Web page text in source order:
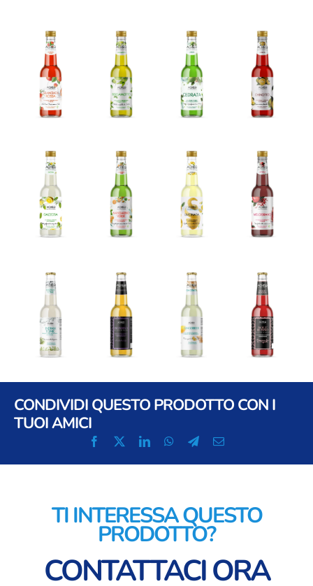
CONDIVIDI QUESTO PRODOTTO CON I
TUOI AMICI
TI INTERESSA QUESTO
PRODOTTO?
CONTATTACI ORA